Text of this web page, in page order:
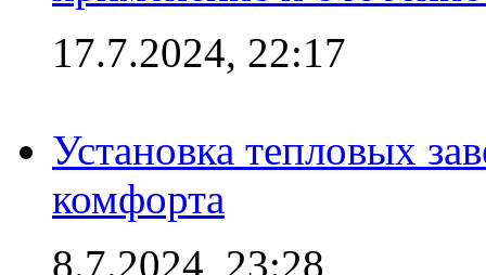
17.7.2024, 22:17
Установка тепловых
комфорта
8.7.2024, 23:28